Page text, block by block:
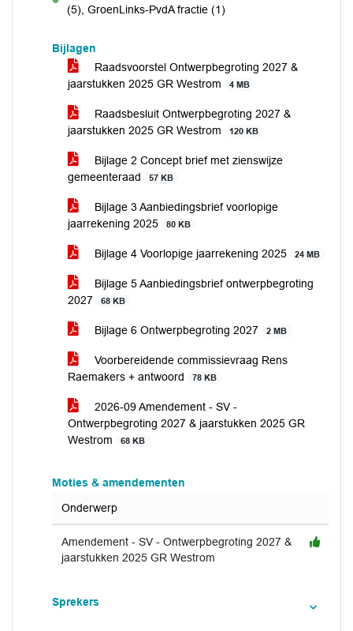
voor(5), GroenLinks-PvdA fractie (1)
Bijlagen
Raadsvoorstel Ontwerpbegroting 2027 &
jaarstukken 2025 GR Westrom
4 MB
Raadsbesluit Ontwerpbegroting 2027 &
jaarstukken 2025 GR Westrom
120 KB
Bijlage 2 Concept brief met zienswijze
gemeenteraad
57 KB
Bijlage 3 Aanbiedingsbrief voorlopige
jaarrekening 2025
80 KB
Bijlage 4 Voorlopige jaarrekening 2025 24 MB
Bijlage 5 Aanbiedingsbrief ontwerpbegroting
2027
68 KB
Bijlage 6 Ontwerpbegroting 2027 2 MB
Voorbereidende commissievraag Rens
Raemakers + antwoord
78 KB
2026-09 Amendement - SV -
Ontwerpbegroting 2027 & jaarstukken 2025 GR
Westrom
68 KB
Moties & amendementen
Onderwerp
Amendement - SV - Ontwerpbegroting 2027 &
jaarstukken 2025 GR Westrom
Sprekers